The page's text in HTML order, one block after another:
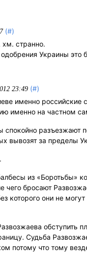
(#)
странно.
одобрения Украины
23:49 (#)
именно российские
именно на частном
спокойно разъезжают
вывозят за пределы
из «Боротьбы»
чего бросают
которого они не
обступить
Судьба
потому что тому